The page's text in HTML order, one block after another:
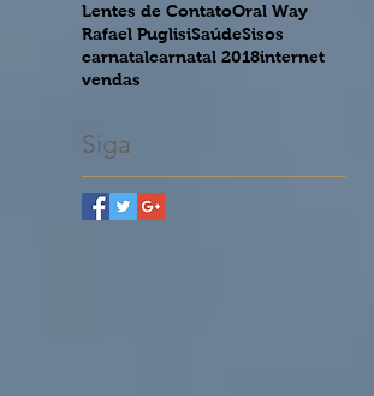
Lentes de ContatoOral Way
Rafael PuglisiSaúdeSisos
carnatalcarnatal 2018internet
vendas
Siga